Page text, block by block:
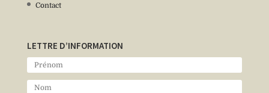
Contact
LETTRE D’INFORMATION